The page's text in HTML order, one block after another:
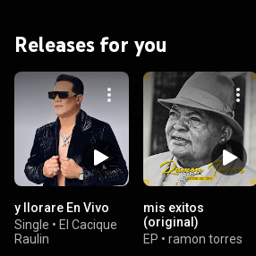
Releases for you
y llorare En Vivo
Single • El Cacique
Raulin
mis exitos
(original)
EP • ramon torres